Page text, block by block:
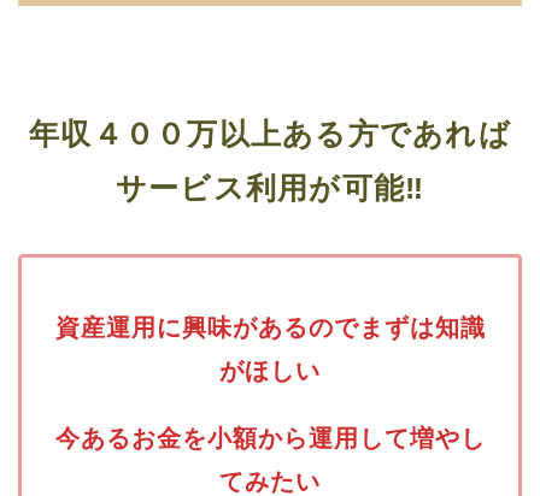
年収４００万以上ある方であれば
サービス利用が可能‼
資産運用に興味があるのでまずは知識
がほしい
今あるお金を小額から運用して増やし
てみたい